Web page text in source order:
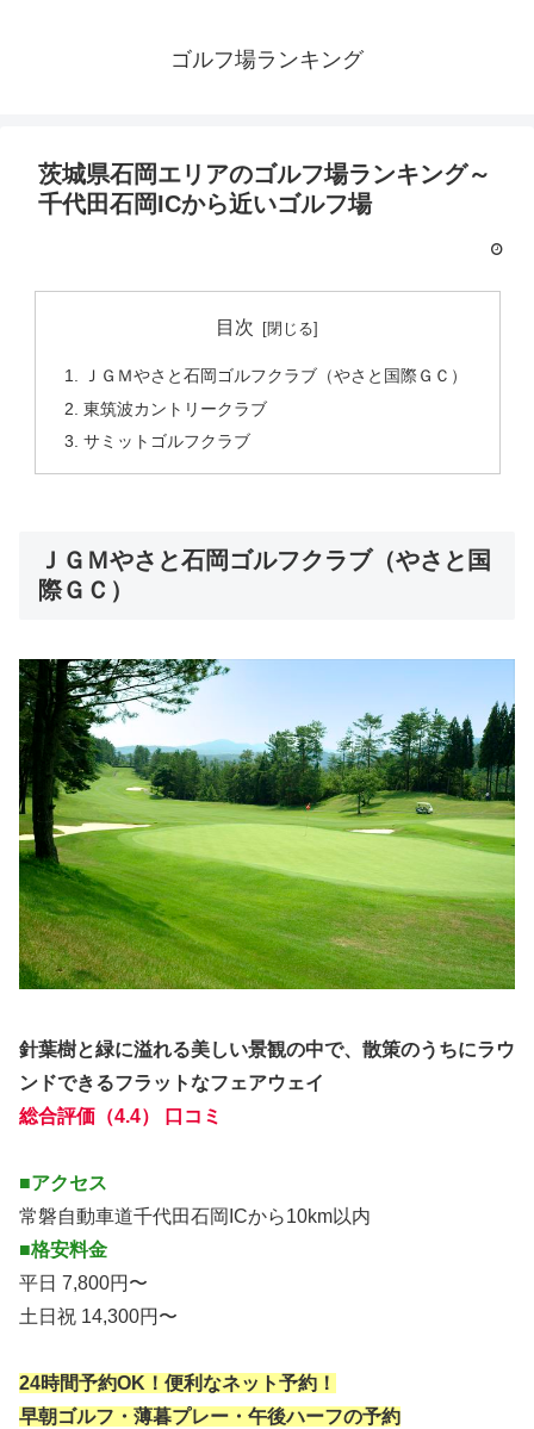
ゴルフ場ランキング
茨城県石岡エリアのゴルフ場ランキング～
千代田石岡ICから近いゴルフ場
目次
ＪＧＭやさと石岡ゴルフクラブ（やさと国際ＧＣ）
東筑波カントリークラブ
サミットゴルフクラブ
ＪＧＭやさと石岡ゴルフクラブ（やさと国
際ＧＣ）
針葉樹と緑に溢れる美しい景観の中で、散策のうちにラウ
ンドできるフラットなフェアウェイ
総合評価（4.4） 口コミ
■アクセス
常磐自動車道千代田石岡ICから10km以内
■格安料金
平日 7,800円〜
土日祝 14,300円〜
24時間予約OK！便利なネット予約！
早朝ゴルフ・薄暮プレー・午後ハーフの予約